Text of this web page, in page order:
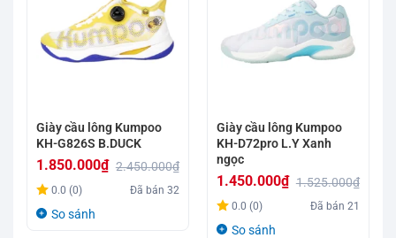
Giày cầu lông Kumpoo
KH-G826S B.DUCK
2.450.000₫
Giá
gốc
1.850.000₫
Giá
hiện
0.0 (0) Đã bán32
So sánh
Giày cầu lông Kumpoo
KH-D72pro L.Y Xanh
ngọc
1.525.000₫
Giá
gốc
1.450.000₫
Giá
hiện
0.0 (0) Đã bán21
So sánh